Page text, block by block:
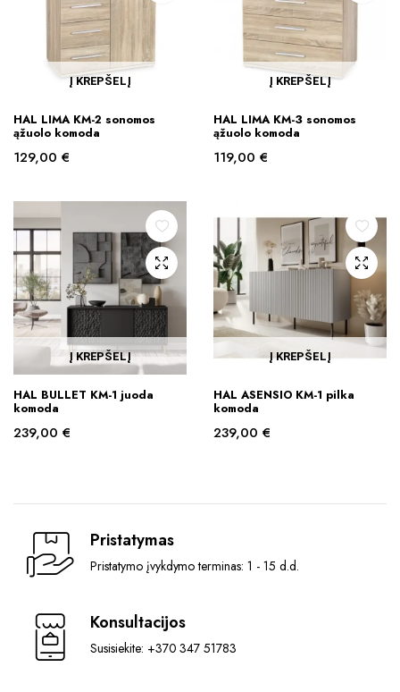
Į KREPŠELĮ
HAL LIMA KM-2 sonomos
ąžuolo komoda
129,00 €
Į KREPŠELĮ
HAL LIMA KM-3 sonomos
ąžuolo komoda
119,00 €
Į KREPŠELĮ
HAL BULLET KM-1 juoda
komoda
239,00 €
Į KREPŠELĮ
HAL ASENSIO KM-1 pilka
komoda
239,00 €
Pristatymas
Pristatymo įvykdymo terminas: 1 - 15 d.d.
Konsultacijos
Susisiekite: +370 347 51783